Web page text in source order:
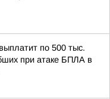
по 500 тыс.
при атаке БПЛА в